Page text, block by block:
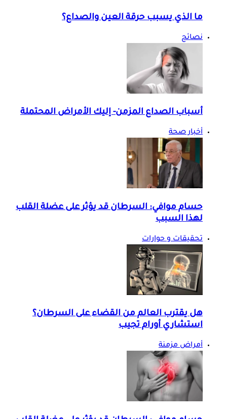
ما الذي يسبب حرقة العين والصداع؟
نصائح
أسباب الصداع المزمن- إليك الأمراض المحتملة
أخبار صحة
حسام موافي: السرطان قد يؤثر على عضلة القلب
لهذا السبب
تحقيقات و حوارات
هل يقترب العالم من القضاء على السرطان؟
استشاري أورام تجيب
أمراض مزمنة